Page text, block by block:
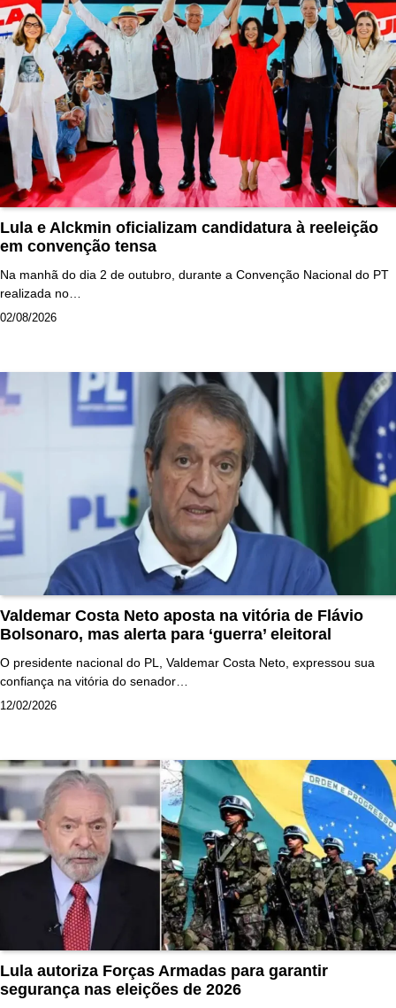
Lula e Alckmin oficializam candidatura à reeleição
em convenção tensa
Na manhã do dia 2 de outubro, durante a Convenção Nacional do PT
realizada no…
02/08/2026
Valdemar Costa Neto aposta na vitória de Flávio
Bolsonaro, mas alerta para ‘guerra’ eleitoral
O presidente nacional do PL, Valdemar Costa Neto, expressou sua
confiança na vitória do senador…
12/02/2026
Lula autoriza Forças Armadas para garantir
segurança nas eleições de 2026